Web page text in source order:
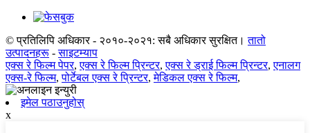
© प्रतिलिपि अधिकार - २०१०-२०२१: सबै अधिकार सुरक्षित। तातो
उत्पादनहरू -साइटम्याप
एक्स रे फिल्म पेपर,एक्स रे फिल्म प्रिन्टर,एक्स रे ड्राई फिल्म प्रिन्टर,एनालग
एक्स-रे फिल्म,पोर्टेबल एक्स रे प्रिन्टर,मेडिकल एक्स रे फिल्म,
इमेल पठाउनुहोस्
x